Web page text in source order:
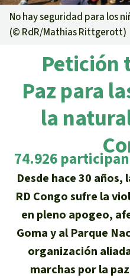
Info
Temas
Salva la
Acerca
40 años
En los
FAQ
Contacto
Búsqueda
Deutsch
English
Français
Italiano
Urgen
Certificados
Preguntas y
Donar para
Defensa
selva
Donar para
Sudeste
África
No hay seguridad para los
(© RdR/Mathias Rittgerott)
Petición
Paz para
la
74.926
Desde hace 30
RD Congo sufre la
en pleno apogeo,
Goma y al Parque
organización
marchas por la